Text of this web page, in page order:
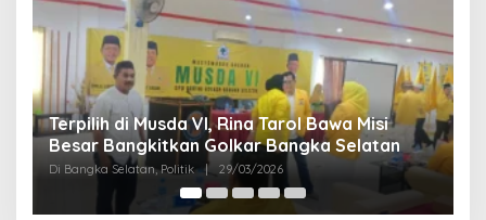
Terpilih di Musda VI, Rina Tarol Bawa Misi
Besar Bangkitkan Golkar Bangka Selatan
Di Bangka Selatan, Politik | 29/03/2026